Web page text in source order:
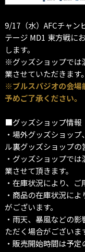
9/17（水）AFCチャン
テージ MD1 東方戦に
します。
※グッズショップでは
業させていただきます。
※ブルスパジオの会場
予めご了承ください。
■グッズショップ情報
・場外グッズショッ
ル裏グッズショップの
・グッズショップで
業させて頂きます。
・在庫状況により、ご
・商品の在庫状況に
がございます。
・雨天、暴風などの
ただく場合がございま
・販売開始時間は予